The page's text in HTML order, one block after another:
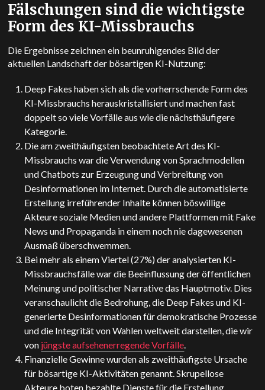
Fälschungen sind die wichtigste
Form des KI-Missbrauchs
Die Ergebnisse zeichnen ein beunruhigendes Bild der
aktuellen Landschaft der bösartigen KI-Nutzung:
Deep Fakes haben sich als die vorherrschende Form des
KI-Missbrauchs herauskristallisiert und machen fast
doppelt so viele Vorfälle aus wie die nächsthäufigere
Kategorie.
Die am zweithäufigsten beobachtete Art des KI-
Missbrauchs war die Verwendung von Sprachmodellen
und Chatbots zur Erzeugung und Verbreitung von
Desinformationen im Internet. Durch die automatisierte
Erstellung irreführender Inhalte können böswillige
Akteure soziale Medien und andere Plattformen mit Fake
News und Propaganda in einem noch nie dagewesenen
Ausmaß überschwemmen.
Bei mehr als einem Viertel (27%) der analysierten KI-
Missbrauchsfälle war die Beeinflussung der öffentlichen
Meinung und politischer Narrative das Hauptmotiv. Dies
veranschaulicht die Bedrohung, die Deep Fakes und KI-
generierte Desinformationen für demokratische Prozesse
und die Integrität von Wahlen weltweit darstellen, die wir
von jüngste aufsehenerregende Vorfälle.
Finanzielle Gewinne wurden als zweithäufigste Ursache
für bösartige KI-Aktivitäten genannt. Skrupellose
Akteure boten bezahlte Dienste für die Erstellung